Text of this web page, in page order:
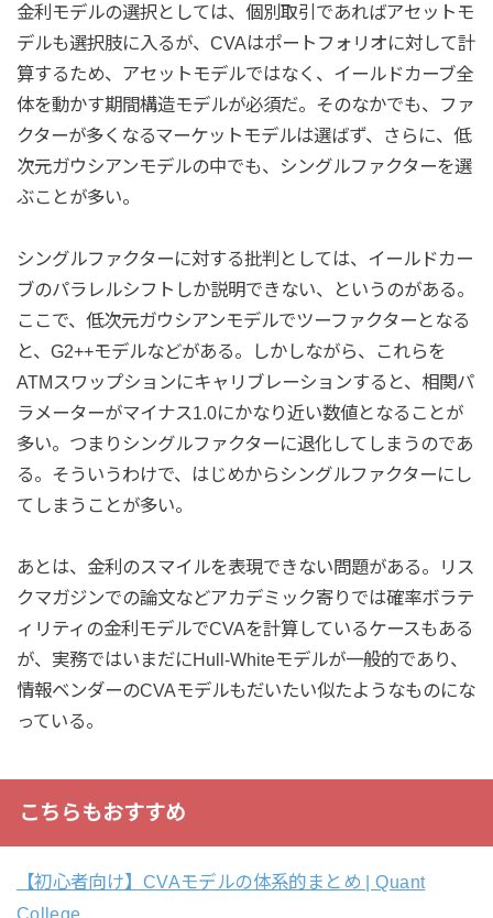
金利モデルの選択としては、個別取引であればアセットモ
デルも選択肢に入るが、CVAはポートフォリオに対して計
算するため、アセットモデルではなく、イールドカーブ全
体を動かす期間構造モデルが必須だ。そのなかでも、ファ
クターが多くなるマーケットモデルは選ばず、さらに、低
次元ガウシアンモデルの中でも、シングルファクターを選
ぶことが多い。
シングルファクターに対する批判としては、イールドカー
ブのパラレルシフトしか説明できない、というのがある。
ここで、低次元ガウシアンモデルでツーファクターとなる
と、G2++モデルなどがある。しかしながら、これらを
ATMスワップションにキャリブレーションすると、相関パ
ラメーターがマイナス1.0にかなり近い数値となることが
多い。つまりシングルファクターに退化してしまうのであ
る。そういうわけで、はじめからシングルファクターにし
てしまうことが多い。
あとは、金利のスマイルを表現できない問題がある。リス
クマガジンでの論文などアカデミック寄りでは確率ボラテ
ィリティの金利モデルでCVAを計算しているケースもある
が、実務ではいまだにHull-Whiteモデルが一般的であり、
情報ベンダーのCVAモデルもだいたい似たようなものにな
っている。
こちらもおすすめ
【初心者向け】CVAモデルの体系的まとめ | Quant